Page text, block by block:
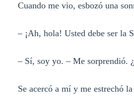
Cuando me vio, esbozó una
– ¡Ah, hola! Usted debe ser la
– Sí, soy yo. – Me sorprendió.
Se acercó a mí y me estrechó